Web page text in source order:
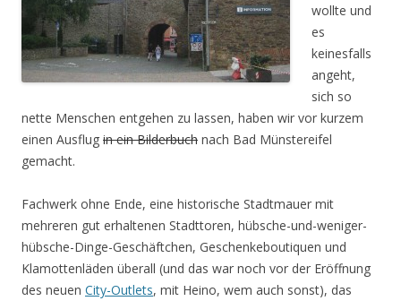
wollte und
es
keinesfalls
angeht,
sich so
nette Menschen entgehen zu lassen, haben wir vor kurzem
einen Ausflug in ein Bilderbuch nach Bad Münstereifel
gemacht.
Fachwerk ohne Ende, eine historische Stadtmauer mit
mehreren gut erhaltenen Stadttoren, hübsche-und-weniger-
hübsche-Dinge-Geschäftchen, Geschenkeboutiquen und
Klamottenläden überall (und das war noch vor der Eröffnung
des neuen City-Outlets, mit Heino, wem auch sonst), das